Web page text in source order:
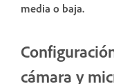
media o baja.
cámara y